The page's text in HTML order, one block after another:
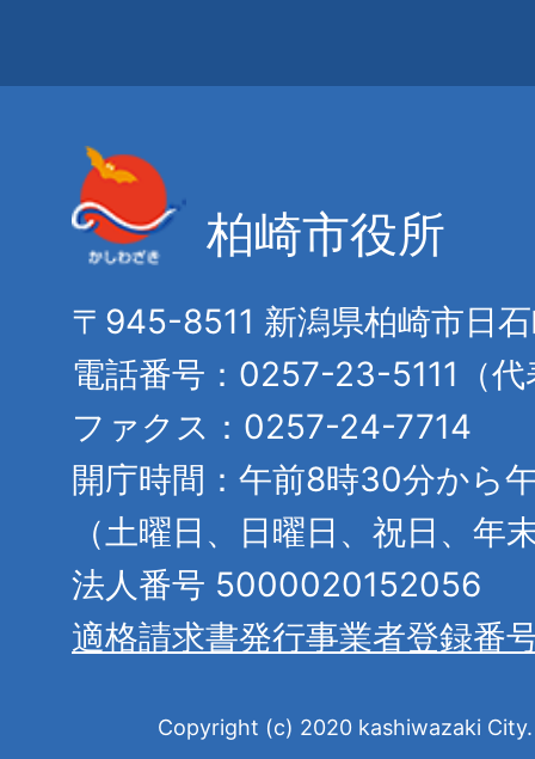
柏崎市役所
〒945-8511 新潟県柏崎市日
電話番号：0257-23-5111（代
ファクス：0257-24-7714
開庁時間：午前8時30分から
（土曜日、日曜日、祝日、年
法人番号 5000020152056
適格請求書発行事業者登録番
Copyright (c) 2020 kashiwazaki